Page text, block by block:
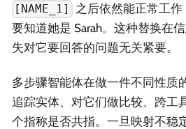
[NAME_1]
之后依然能正常工
要知道她是 Sarah。这种替换在
失对它要回答的问题无关紧要。
多步骤智能体在做一件不同性质
追踪实体、对它们做比较、跨工
个指称是否共指。一旦映射不稳